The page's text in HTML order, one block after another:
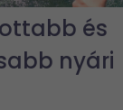
és
nyári